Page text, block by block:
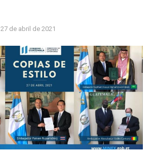
27 de abril de 2021